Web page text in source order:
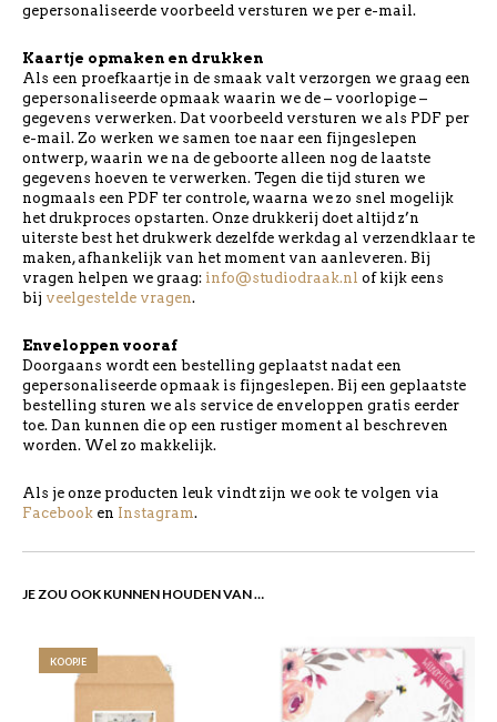
gepersonaliseerde voorbeeld versturen we per e-mail.
Kaartje opmaken en drukken
Als een proefkaartje in de smaak valt verzorgen we graag een
gepersonaliseerde opmaak waarin we de – voorlopige –
gegevens verwerken. Dat voorbeeld versturen we als PDF per
e-mail. Zo werken we samen toe naar een fijngeslepen
ontwerp, waarin we na de geboorte alleen nog de laatste
gegevens hoeven te verwerken. Tegen die tijd sturen we
nogmaals een PDF ter controle, waarna we zo snel mogelijk
het drukproces opstarten. Onze drukkerij doet altijd z’n
uiterste best het drukwerk dezelfde werkdag al verzendklaar te
maken, afhankelijk van het moment van aanleveren. Bij
vragen helpen we graag: info@studiodraak.nl of kijk eens
bij veelgestelde vragen.
Enveloppen vooraf
Doorgaans wordt een bestelling geplaatst nadat een
gepersonaliseerde opmaak is fijngeslepen. Bij een geplaatste
bestelling sturen we als service de enveloppen gratis eerder
toe. Dan kunnen die op een rustiger moment al beschreven
worden. Wel zo makkelijk.
Als je onze producten leuk vindt zijn we ook te volgen via
Facebook en Instagram.
JE ZOU OOK KUNNEN HOUDEN VAN …
KOOPJE